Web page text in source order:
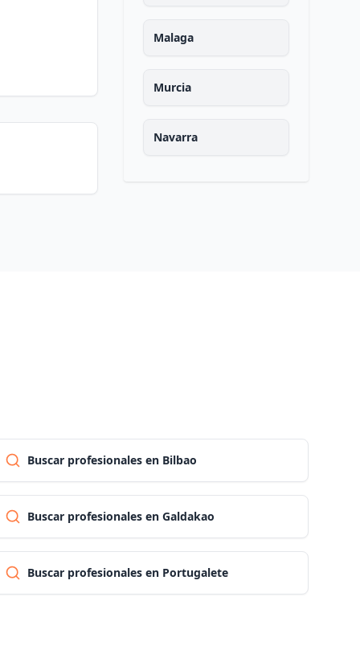
Malaga
Murcia
Navarra
Salamanca
Santa cruz de tenerife
Cantabria
Buscar profesionales en Bilbao
Buscar profesionales en Galdakao
Buscar profesionales en Portugalete